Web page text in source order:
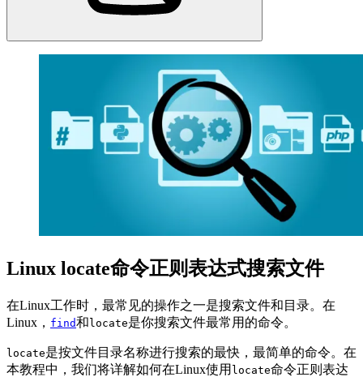
Linux locate命令正则表达式搜索文件
在Linux工作时，最常见的操作之一是搜索文件和目录。在
Linux， find和locate是你搜索文件最常用的命令。
locate是按文件目录名称进行搜索的最快，最简单的命令。在
本教程中，我们将详解如何在Linux使用 locate命令正则表达